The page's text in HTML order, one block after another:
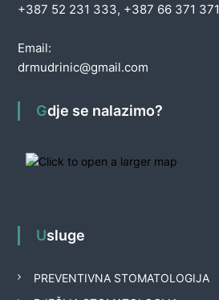
+387 52 231 333, +387 66 371 371
Email:
drmudrinic@gmail.com
Gdje se nalazimo?
Usluge
PREVENTIVNA STOMATOLOGIJA